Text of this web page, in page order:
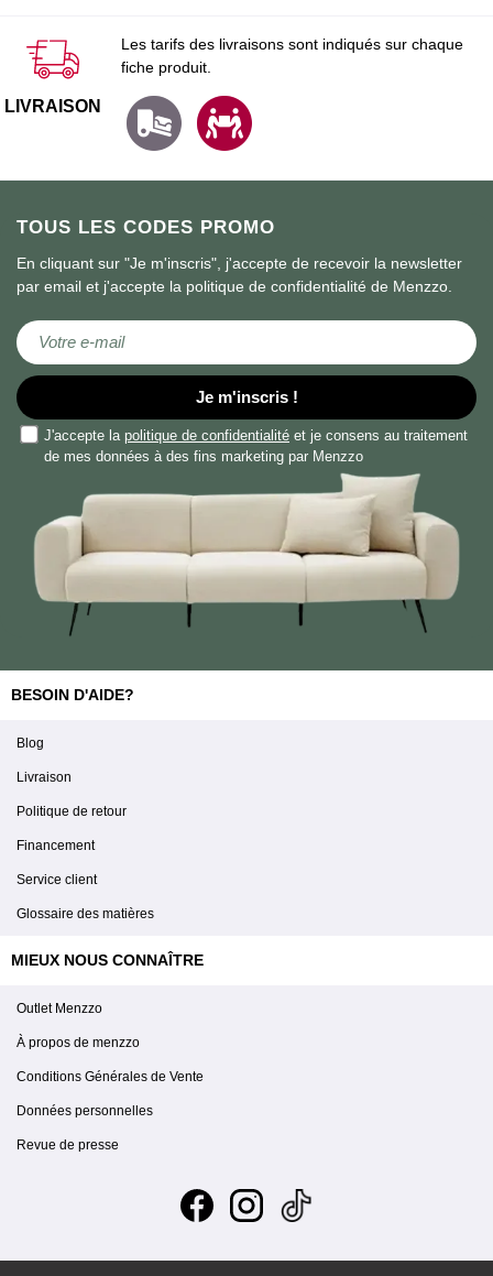
TOUS LES CODES PROMO
En cliquant sur "Je m'inscris", j'accepte de recevoir la newsletter
par email et j'accepte la politique de confidentialité de Menzzo.
Inscription à notre lettre d’information :
Je m'inscris !
J'accepte la politique de confidentialité et je consens au traitement
de mes données à des fins marketing par Menzzo
LIVRAISON
Les tarifs des livraisons sont indiqués sur chaque
fiche produit.
BESOIN D'AIDE?
Blog
Livraison
Politique de retour
Financement
Service client
Glossaire des matières
MIEUX NOUS CONNAÎTRE
Outlet Menzzo
À propos de menzzo
Conditions Générales de Vente
Données personnelles
Revue de presse